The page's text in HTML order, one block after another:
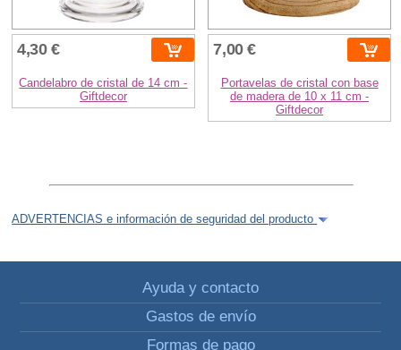
4,30 €
Candelabro de cristal de 14 cm -
Giftdecor
7,00 €
Portavelas de cristal con base
de madera de 10 x 11 cm -
Giftdecor
ADVERTENCIAS e información de seguridad del producto
Ayuda y contacto
Gastos de envío
Formas de pago